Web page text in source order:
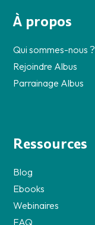
À propos
Qui sommes-nous ?
Rejoindre Albus
Parrainage Albus
Ressources
Blog
Ebooks
Webinaires
FAQ